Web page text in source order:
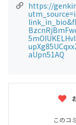
https://
aUpn51AQ
このコ